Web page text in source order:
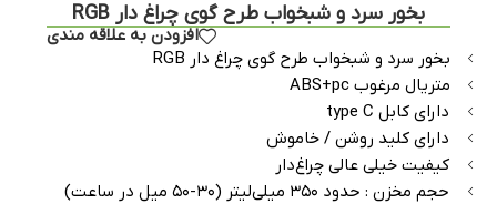
بخور سرد و شبخواب طرح گوی چراغ دار RGB
افزودن به علاقه مندی
بخور سرد و شبخواب طرح گوی چراغ دار RGB
متریال مرغوب ABS+pc
دارای کابل type C
دارای کلید روشن / خاموش
کیفیت خیلی عالی چراغ‌دار
حجم مخزن : حدود ۳۵۰ میلی‌لیتر (۳۰-۵۰ میل در ساعت)